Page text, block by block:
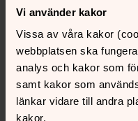
Vi använder kakor
Vissa av våra kakor
webbplatsen ska
analys och kakor som
samt kakor som
länkar vidare till andra
kakor.
Avsnitt 62 av Teologi i
Dela